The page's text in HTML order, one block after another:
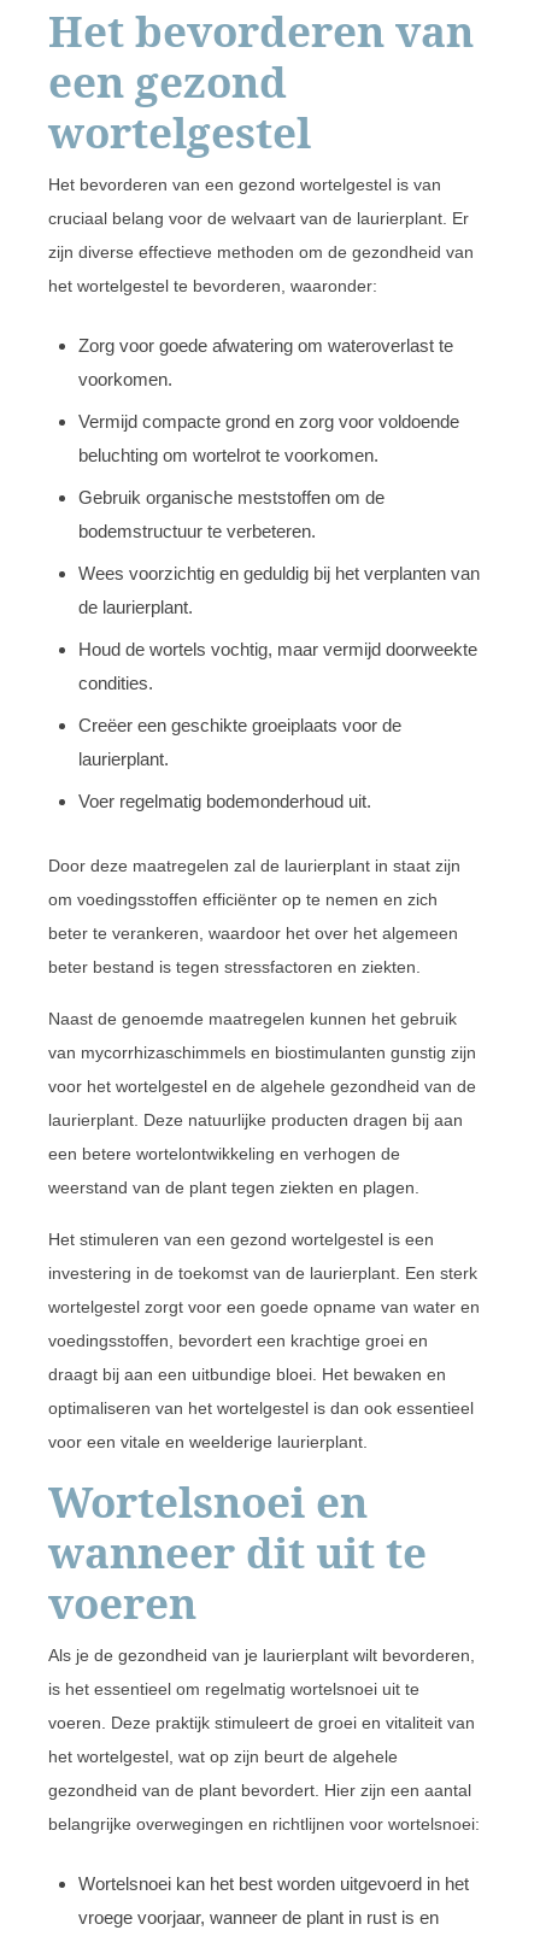
Het bevorderen van
een gezond
wortelgestel
Het bevorderen van een gezond wortelgestel is van
cruciaal belang voor de welvaart van de laurierplant. Er
zijn diverse effectieve methoden om de gezondheid van
het wortelgestel te bevorderen, waaronder:
Zorg voor goede afwatering om wateroverlast te
voorkomen.
Vermijd compacte grond en zorg voor voldoende
beluchting om wortelrot te voorkomen.
Gebruik organische meststoffen om de
bodemstructuur te verbeteren.
Wees voorzichtig en geduldig bij het verplanten van
de laurierplant.
Houd de wortels vochtig, maar vermijd doorweekte
condities.
Creëer een geschikte groeiplaats voor de
laurierplant.
Voer regelmatig bodemonderhoud uit.
Door deze maatregelen zal de laurierplant in staat zijn
om voedingsstoffen efficiënter op te nemen en zich
beter te verankeren, waardoor het over het algemeen
beter bestand is tegen stressfactoren en ziekten.
Naast de genoemde maatregelen kunnen het gebruik
van mycorrhizaschimmels en biostimulanten gunstig zijn
voor het wortelgestel en de algehele gezondheid van de
laurierplant. Deze natuurlijke producten dragen bij aan
een betere wortelontwikkeling en verhogen de
weerstand van de plant tegen ziekten en plagen.
Het stimuleren van een gezond wortelgestel is een
investering in de toekomst van de laurierplant. Een sterk
wortelgestel zorgt voor een goede opname van water en
voedingsstoffen, bevordert een krachtige groei en
draagt bij aan een uitbundige bloei. Het bewaken en
optimaliseren van het wortelgestel is dan ook essentieel
voor een vitale en weelderige laurierplant.
Wortelsnoei en
wanneer dit uit te
voeren
Als je de gezondheid van je laurierplant wilt bevorderen,
is het essentieel om regelmatig wortelsnoei uit te
voeren. Deze praktijk stimuleert de groei en vitaliteit van
het wortelgestel, wat op zijn beurt de algehele
gezondheid van de plant bevordert. Hier zijn een aantal
belangrijke overwegingen en richtlijnen voor wortelsnoei:
Wortelsnoei kan het best worden uitgevoerd in het
vroege voorjaar, wanneer de plant in rust is en